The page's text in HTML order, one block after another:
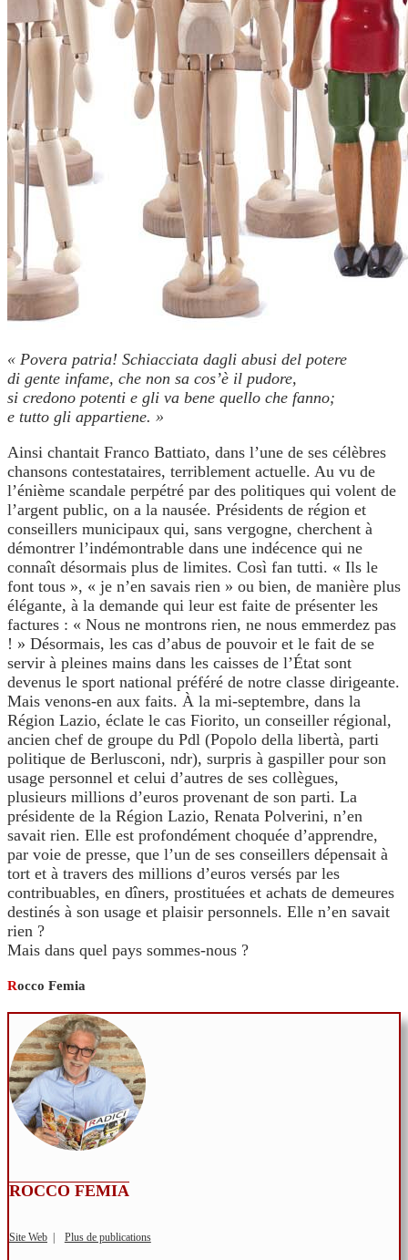
« Povera patria! Schiacciata dagli abusi del potere
di gente infame, che non sa cos’è il pudore,
si credono potenti e gli va bene quello che fanno;
e tutto gli appartiene. »
Ainsi chantait Franco Battiato, dans l’une de ses célèbres
chansons contestataires, terriblement actuelle. Au vu de
l’énième scandale perpétré par des politiques qui volent de
l’argent public, on a la nausée. Présidents de région et
conseillers municipaux qui, sans vergogne, cherchent à
démontrer l’indémontrable dans une indécence qui ne
connaît désormais plus de limites. Così fan tutti. « Ils le
font tous », « je n’en savais rien » ou bien, de manière plus
élégante, à la demande qui leur est faite de présenter les
factures : « Nous ne montrons rien, ne nous emmerdez pas
! » Désormais, les cas d’abus de pouvoir et le fait de se
servir à pleines mains dans les caisses de l’État sont
devenus le sport national préféré de notre classe dirigeante.
Mais venons-en aux faits. À la mi-septembre, dans la
Région Lazio, éclate le cas Fiorito, un conseiller régional,
ancien chef de groupe du Pdl (Popolo della libertà, parti
politique de Berlusconi, ndr), surpris à gaspiller pour son
usage personnel et celui d’autres de ses collègues,
plusieurs millions d’euros provenant de son parti. La
présidente de la Région Lazio, Renata Polverini, n’en
savait rien. Elle est profondément choquée d’apprendre,
par voie de presse, que l’un de ses conseillers dépensait à
tort et à travers des millions d’euros versés par les
contribuables, en dîners, prostituées et achats de demeures
destinés à son usage et plaisir personnels. Elle n’en savait
rien ?
Mais dans quel pays sommes-nous ?
Rocco Femia
ROCCO FEMIA
Site Web Plus de publications